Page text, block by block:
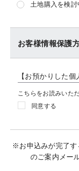
土地購入を検討
お客様情報保護
【お預かりした
こちらをお読みいた
同意する
※お申込みが完了す
のご案内メー